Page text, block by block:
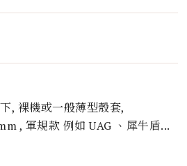
, 裸機或一般薄型殼套,
, 軍規款 例如 UAG 、犀牛盾...